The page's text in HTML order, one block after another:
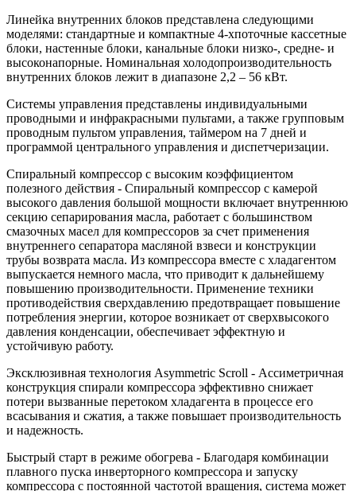
Линейка внутренних блоков представлена следующими
моделями: стандартные и компактные 4-хпоточные кассетные
блоки, настенные блоки, канальные блоки низко-, средне- и
высоконапорные. Номинальная холодопроизводительность
внутренних блоков лежит в диапазоне 2,2 – 56 кВт.
Системы управления представлены индивидуальными
проводными и инфракрасными пультами, а также групповым
проводным пультом управления, таймером на 7 дней и
программой центрального управления и диспетчеризации.
Спиральный компрессор с высоким коэффициентом
полезного действия - Спиральный компрессор с камерой
высокого давления большой мощности включает внутреннюю
секцию сепарирования масла, работает с большинством
смазочных масел для компрессоров за счет применения
внутреннего сепаратора масляной взвеси и конструкции
трубы возврата масла. Из компрессора вместе с хладагентом
выпускается немного масла, что приводит к дальнейшему
повышению производительности. Применение техники
противодействия сверхдавлению предотвращает повышение
потребления энергии, которое возникает от сверхвысокого
давления конденсации, обеспечивает эффектную и
устойчивую работу.
Эксклюзивная технология Asymmetric Scroll - Ассиметричная
конструкция спирали компрессора эффективно снижает
потери вызванные перетоком хладагента в процессе его
всасывания и сжатия, а также повышает производительность
и надежность.
Быстрый старт в режиме обогрева - Благодаря комбинации
плавного пуска инверторного компрессора и запуску
компрессора с постоянной частотой вращения, система может